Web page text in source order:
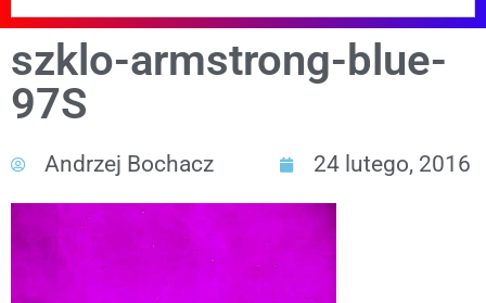
szklo-armstrong-blue-
97S
Andrzej Bochacz 24 lutego, 2016